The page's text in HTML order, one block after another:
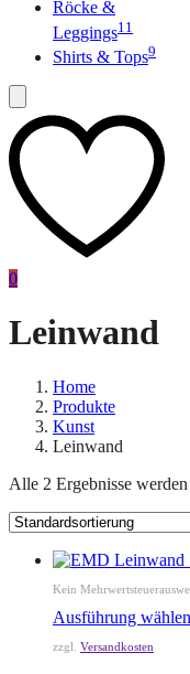
Röcke &
Leggings11
Shirts & Tops9
0
Leinwand
Home
Produkte
Kunst
Leinwand
Alle 2 Ergebnisse
Kein
Ausführung wählen
zzgl. Versandkosten